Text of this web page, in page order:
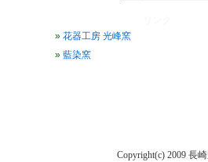
花器工房 光峰窯
藍染窯
Copyright(c) 2009 長